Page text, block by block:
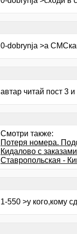
0-dobrynja >а
автар читай пост 3
Смотри также:
Потеря номера.
Кидалово с
Ставропольская -
1-550 >у кого,кому